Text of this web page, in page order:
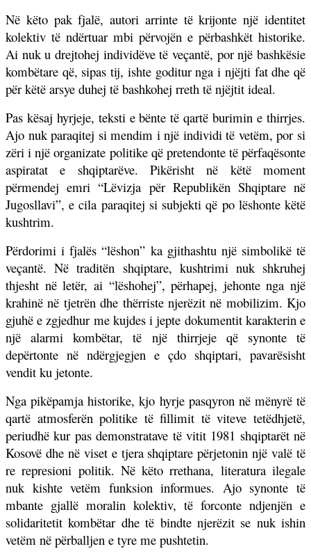
Në këto pak fjalë, autori arrinte të krijonte një identitet
kolektiv të ndërtuar mbi përvojën e përbashkët historike.
Ai nuk u drejtohej individëve të veçantë, por një bashkësie
kombëtare që, sipas tij, ishte goditur nga i njëjti fat dhe që
për këtë arsye duhej të bashkohej rreth të njëjtit ideal.
Pas kësaj hyrjeje, teksti e bënte të qartë burimin e thirrjes.
Ajo nuk paraqitej si mendim i një individi të vetëm, por si
zëri i një organizate politike që pretendonte të përfaqësonte
aspiratat e shqiptarëve. Pikërisht në këtë moment
përmendej emri “Lëvizja për Republikën Shqiptare në
Jugosllavi”, e cila paraqitej si subjekti që po lëshonte këtë
kushtrim.
Përdorimi i fjalës “lëshon” ka gjithashtu një simbolikë të
veçantë. Në traditën shqiptare, kushtrimi nuk shkruhej
thjesht në letër, ai “lëshohej”, përhapej, jehonte nga një
krahinë në tjetrën dhe thërriste njerëzit në mobilizim. Kjo
gjuhë e zgjedhur me kujdes i jepte dokumentit karakterin e
një alarmi kombëtar, të një thirrjeje që synonte të
depërtonte në ndërgjegjen e çdo shqiptari, pavarësisht
vendit ku jetonte.
Nga pikëpamja historike, kjo hyrje pasqyron në mënyrë të
qartë atmosferën politike të fillimit të viteve tetëdhjetë,
periudhë kur pas demonstratave të vitit 1981 shqiptarët në
Kosovë dhe në viset e tjera shqiptare përjetonin një valë të
re represioni politik. Në këto rrethana, literatura ilegale
nuk kishte vetëm funksion informues. Ajo synonte të
mbante gjallë moralin kolektiv, të forconte ndjenjën e
solidaritetit kombëtar dhe të bindte njerëzit se nuk ishin
vetëm në përballjen e tyre me pushtetin.